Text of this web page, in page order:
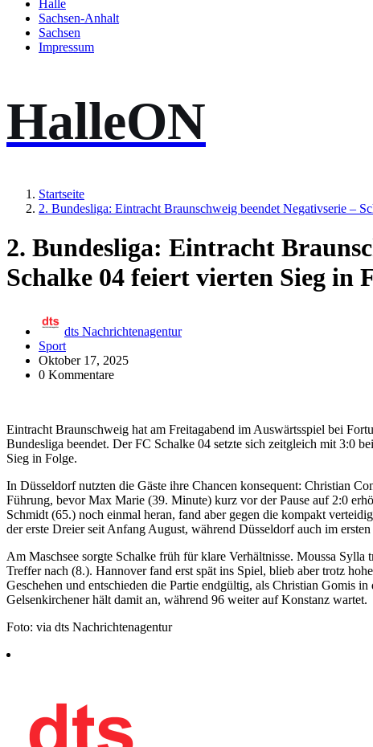
Halle
Sachsen-Anhalt
Sachsen
Impressum
HalleON
Startseite
2. Bundesliga: Eintracht Braunschweig beendet Negativserie –
2. Bundesliga: Eintracht
Schalke 04 feiert vierten Sieg in
dts Nachrichtenagentur
Sport
Oktober 17, 2025
0 Kommentare
Eintracht Braunschweig hat am Freitagabend im Auswärtsspiel bei
Bundesliga beendet. Der FC Schalke 04 setzte sich zeitgleich mit 3:0
Sieg in Folge.
In Düsseldorf nutzten die Gäste ihre Chancen konsequent: Christian
Führung, bevor Max Marie (39. Minute) kurz vor der Pause auf 2:0
Schmidt (65.) noch einmal heran, fand aber gegen die kompakt
der erste Dreier seit Anfang August, während Düsseldorf auch im
Am Maschsee sorgte Schalke früh für klare Verhältnisse. Moussa
Treffer nach (8.). Hannover fand erst spät ins Spiel, blieb aber trotz
Geschehen und entschieden die Partie endgültig, als Christian Gomis
Gelsenkirchener hält damit an, während 96 weiter auf Konstanz wartet.
Foto: via dts Nachrichtenagentur